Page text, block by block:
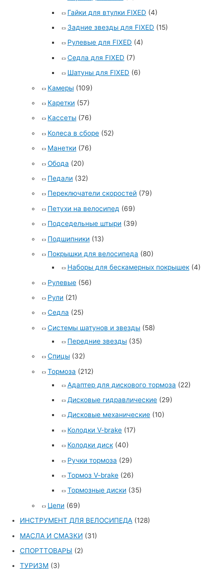
Гайки для втулки FIXED (4)
Задние звезды для FIXED (15)
Рулевые для FIXED (4)
Седла для FIXED (7)
Шатуны для FIXED (6)
Камеры (109)
Каретки (57)
Кассеты (76)
Колеса в сборе (52)
Манетки (76)
Обода (20)
Педали (32)
Переключатели скоростей (79)
Петухи на велосипед (69)
Подседельные штыри (39)
Подшипники (13)
Покрышки для велосипеда (80)
Наборы для бескамерных покрышек (4)
Рулевые (56)
Рули (21)
Седла (25)
Системы шатунов и звезды (58)
Передние звезды (35)
Спицы (32)
Тормоза (212)
Адаптер для дискового тормоза (22)
Дисковые гидравлические (29)
Дисковые механические (10)
Колодки V-brake (17)
Колодки диск (40)
Ручки тормоза (29)
Тормоз V-brake (26)
Тормозные диски (35)
Цепи (69)
ИНСТРУМЕНТ ДЛЯ ВЕЛОСИПЕДА (128)
МАСЛА И СМАЗКИ (31)
СПОРТТОВАРЫ (2)
ТУРИЗМ (3)